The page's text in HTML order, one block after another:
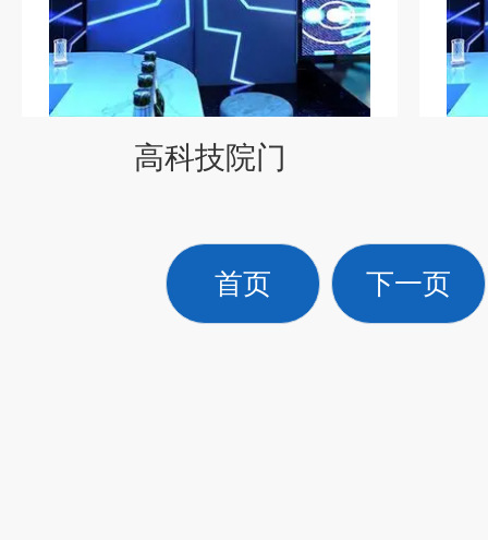
高科技院门
首页 下一页